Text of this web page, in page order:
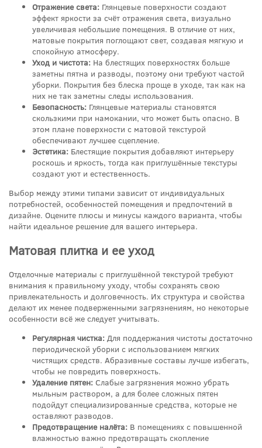
Отражение света: Глянцевые поверхности создают
эффект яркости за счёт отражения света, визуально
увеличивая небольшие помещения. В отличие от них,
матовые покрытия поглощают свет, создавая мягкую и
спокойную атмосферу.
Уход и чистота: На блестящих поверхностях больше
заметны пятна и разводы, поэтому они требуют частой
уборки. Покрытия без блеска проще в уходе, так как на
них не так заметны следы использования.
Безопасность: Глянцевые материалы становятся
скользкими при намокании, что может быть опасно. В
этом плане поверхности с матовой текстурой
обеспечивают лучшее сцепление.
Эстетика: Блестящие покрытия добавляют интерьеру
роскошь и яркость, тогда как приглушённые текстуры
создают уют и естественность.
Выбор между этими типами зависит от индивидуальных
потребностей, особенностей помещения и предпочтений в
дизайне. Оцените плюсы и минусы каждого варианта, чтобы
найти идеальное решение для вашего интерьера.
Матовая плитка и ее уход
Отделочные материалы с приглушённой текстурой требуют
внимания к правильному уходу, чтобы сохранять свою
привлекательность и долговечность. Их структура и свойства
делают их менее подверженными загрязнениям, но некоторые
особенности всё же следует учитывать.
Регулярная чистка: Для поддержания чистоты достаточно
периодической уборки с использованием мягких
чистящих средств. Абразивные составы лучше избегать,
чтобы не повредить поверхность.
Удаление пятен: Слабые загрязнения можно убрать
мыльным раствором, а для более сложных пятен
подойдут специализированные средства, которые не
оставляют разводов.
Предотвращение налёта: В помещениях с повышенной
влажностью важно предотвращать скопление